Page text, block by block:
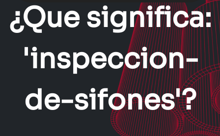
¿Que significa:
'inspeccion-
de-sifones'?